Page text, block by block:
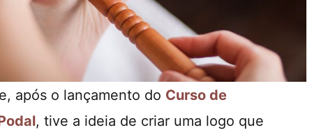
após o lançamento do Curso de
, tive a ideia de criar uma logo que